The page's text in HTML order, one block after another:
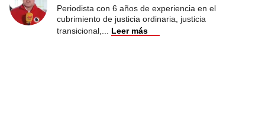
Periodista con 6 años de experiencia en el
cubrimiento de justicia ordinaria, justicia
transicional,
Leer más